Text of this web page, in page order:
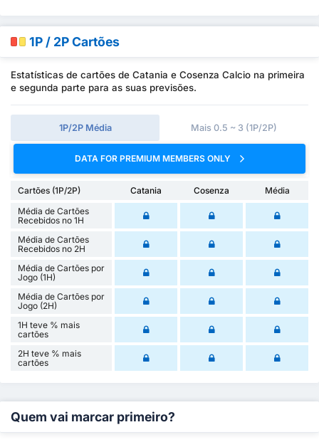
1P / 2P Cartões
Estatísticas de cartões de Catania e Cosenza Calcio na primeira
e segunda parte para as suas previsões.
1P/2P Média Mais 0.5 ~ 3 (1P/2P)
DATA FOR PREMIUM MEMBERS ONLY
Cartões (1P/2P) Catania Cosenza
Média
Média de Cartões
Recebidos no 1H
Média de Cartões
Recebidos no 2H
Média de Cartões por
Jogo (1H)
Média de Cartões por
Jogo (2H)
1H teve % mais
cartões
2H teve % mais
cartões
Quem vai marcar primeiro?